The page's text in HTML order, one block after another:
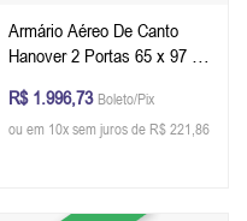
Armário Aéreo De Canto
Hanover 2 Portas 65 x 97 x
Offwhite - Imbuia Glazer
R$ 1.996,73 Boleto/Pix
ou em 10x sem juros de R$ 221,86